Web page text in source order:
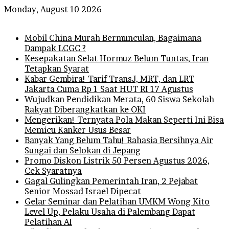
Monday, August 10 2026
Mobil China Murah Bermunculan, Bagaimana
Dampak LCGC ?
Kesepakatan Selat Hormuz Belum Tuntas, Iran
Tetapkan Syarat
Kabar Gembira! Tarif TransJ, MRT, dan LRT
Jakarta Cuma Rp 1 Saat HUT RI 17 Agustus
Wujudkan Pendidikan Merata, 60 Siswa Sekolah
Rakyat Diberangkatkan ke OKI
Mengerikan! Ternyata Pola Makan Seperti Ini Bisa
Memicu Kanker Usus Besar
Banyak Yang Belum Tahu! Rahasia Bersihnya Air
Sungai dan Selokan di Jepang
Promo Diskon Listrik 50 Persen Agustus 2026,
Cek Syaratnya
Gagal Gulingkan Pemerintah Iran, 2 Pejabat
Senior Mossad Israel Dipecat
Gelar Seminar dan Pelatihan UMKM Wong Kito
Level Up, Pelaku Usaha di Palembang Dapat
Pelatihan AI